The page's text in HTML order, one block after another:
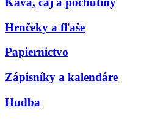
Hrnčeky a fľaše
Papiernictvo
Zápisníky a kalendáre
Hudba